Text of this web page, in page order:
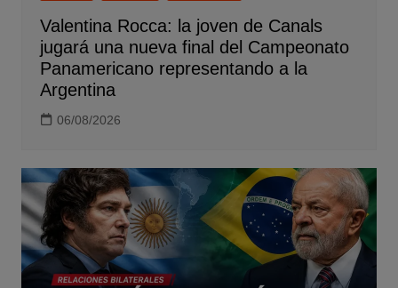
Valentina Rocca: la joven de Canals
jugará una nueva final del Campeonato
Panamericano representando a la
Argentina
06/08/2026